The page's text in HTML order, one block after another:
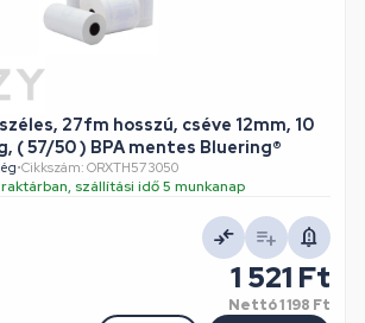
27fm hosszú, cséve 12mm, 10
( 57/50 ) BPA mentes Bluering®
•Cikkszám: ORXTH573050
szállítási idő 5 munkanap
1 521 Ft
Nettó1 198 Ft